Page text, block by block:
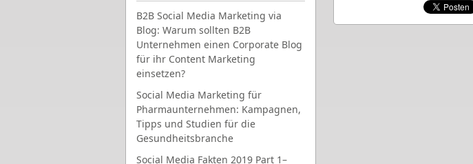
B2B Social Media Marketing via
Blog: Warum sollten B2B
Unternehmen einen Corporate Blog
für ihr Content Marketing
einsetzen?
Social Media Marketing für
Pharmaunternehmen: Kampagnen,
Tipps und Studien für die
Gesundheitsbranche
Social Media Fakten 2019 Part 1–